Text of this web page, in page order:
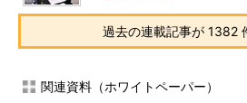
過去の連載記事が 1382
関連資料（ホワイトペーパー）